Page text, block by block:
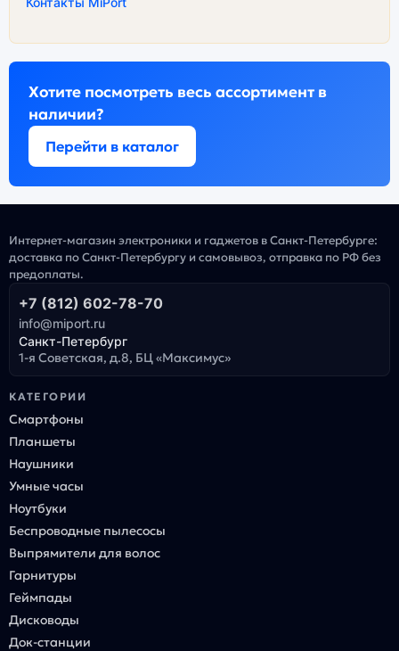
Хотите посмотреть весь ассортимент в
наличии?
Перейти в каталог
Интернет-магазин электроники и гаджетов в Санкт-Петербурге:
доставка по Санкт-Петербургу и самовывоз, отправка по РФ без
предоплаты.
+7 (812) 602-78-70
info@miport.ru
Санкт-Петербург
1-я Советская, д.8, БЦ «Максимус»
КАТЕГОРИИ
Смартфоны
Планшеты
Наушники
Умные часы
Ноутбуки
Беспроводные пылесосы
Выпрямители для волос
Гарнитуры
Геймпады
Дисководы
Док-станции